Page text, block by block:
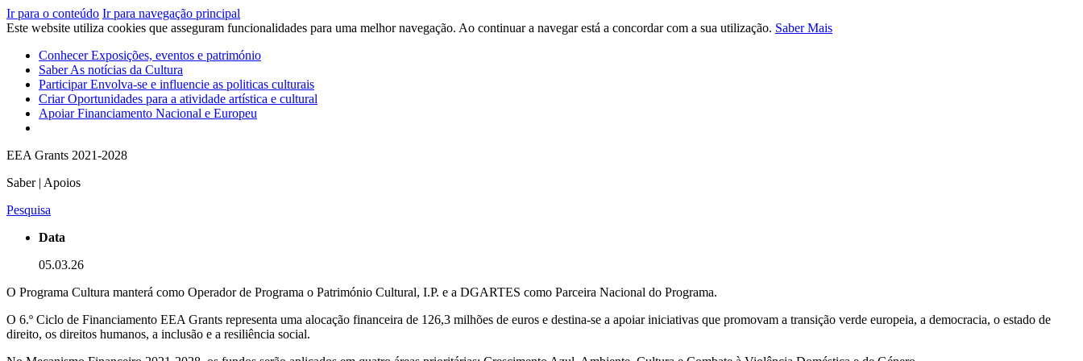
Ir para o conteúdo Ir para navegação principal
Este website utiliza cookies que asseguram funcionalidades para uma melhor navegação. Ao continuar a navegar está a concordar com a sua utilização. Saber Mais
ConhecerExposições, eventos e património
SaberAs notícias da Cultura
ParticiparEnvolva-se e influencie as politicas culturais
CriarOportunidades para a atividade artística e cultural
ApoiarFinanciamento Nacional e Europeu
EEA Grants 2021-2028
Saber | Apoios
Pesquisa
Data
05.03.26
O Programa Cultura manterá como Operador de Programa o Património Cultural, I.P. e a DGARTES como Parceira Nacional do Programa.
O 6.º Ciclo de Financiamento EEA Grants representa uma alocação financeira de 126,3 milhões de euros e destina-se a apoiar iniciativas que promovam a transição verde europeia, a democracia, o estado de
direito, os direitos humanos, a inclusão e a resiliência social.